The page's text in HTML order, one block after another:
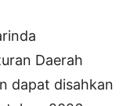
Daerah
dapat disahkan